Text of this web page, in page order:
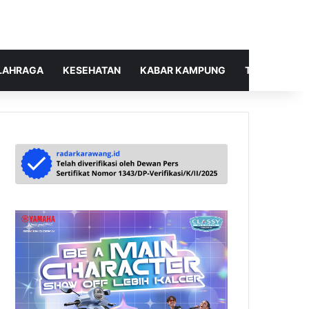
KESEHATAN KABAR KAMPUNG TELUSUR